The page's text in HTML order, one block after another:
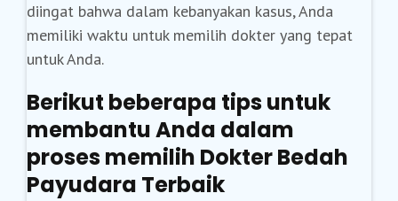
diingat bahwa dalam kebanyakan kasus, Anda
memiliki waktu untuk memilih dokter yang tepat
untuk Anda.
Berikut beberapa tips untuk
membantu Anda dalam
proses memilih Dokter Bedah
Payudara Terbaik